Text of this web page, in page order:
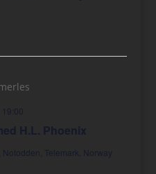
H.L. Phoenix
19:00
Telemark, Norway